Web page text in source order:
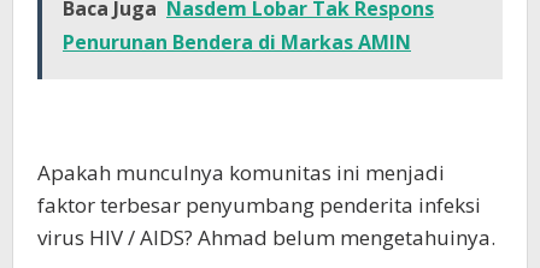
Baca Juga Nasdem Lobar Tak Respons
Penurunan Bendera di Markas AMIN
Apakah munculnya komunitas ini menjadi
faktor terbesar penyumbang penderita infeksi
virus HIV / AIDS? Ahmad belum mengetahuinya.